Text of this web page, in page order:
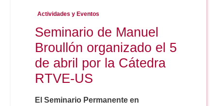
Comunicación Audiovisual
Doble Grado PER/CAV
Periodismo
Publicidad y RR.PP
Secretaría Virtual
#miTFG
Actividades y Eventos
Seminario de Manuel
Broullón organizado el 5
de abril por la Cátedra
RTVE-US
El Seminario Permanente en